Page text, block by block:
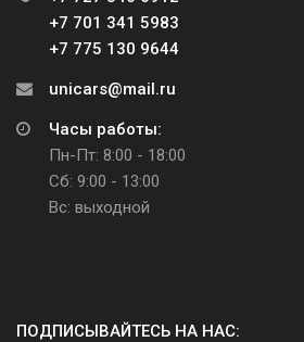
+7 701 341 5983
+7 775 130 9644
unicars@mail.ru
Часы работы:
Пн-Пт: 8:00 - 18:00
Сб: 9:00 - 13:00
Вс: выходной
ПОДПИСЫВАЙТЕСЬ НА НАС: